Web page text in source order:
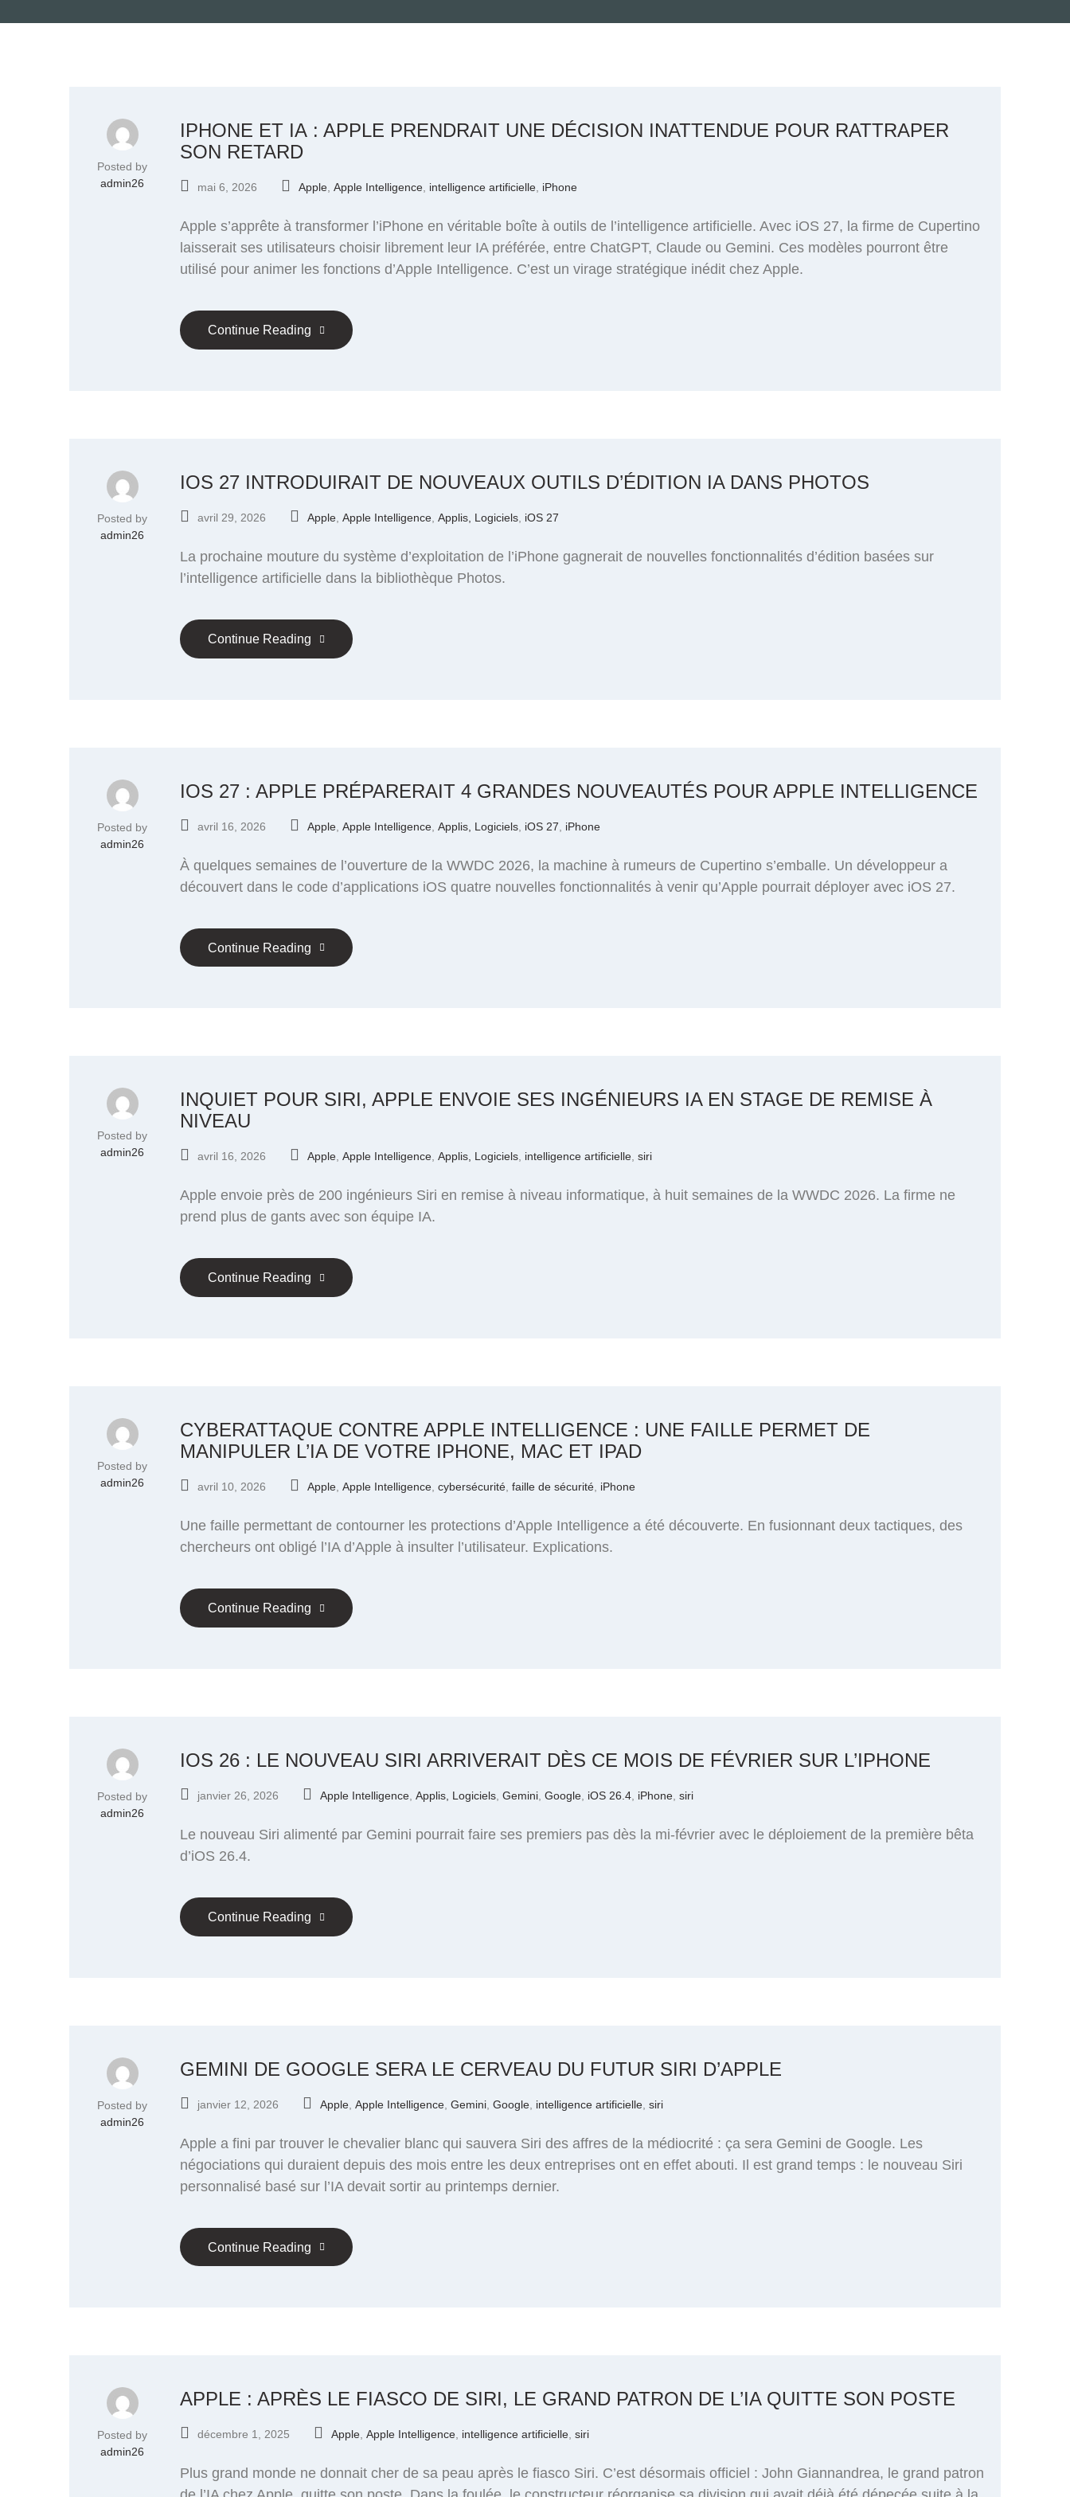
Posted by
admin26
IPHONE ET IA : APPLE PRENDRAIT UNE DÉCISION INATTENDUE POUR RATTRAPER
SON RETARD
mai 6, 2026 Apple Apple Intelligence intelligence artificielle iPhone
Apple s’apprête à transformer l’iPhone en véritable boîte à outils de l’intelligence artificielle. Avec iOS 27, la firme de Cupertino
laisserait ses utilisateurs choisir librement leur IA préférée, entre ChatGPT, Claude ou Gemini. Ces modèles pourront être
utilisé pour animer les fonctions d’Apple Intelligence. C’est un virage stratégique inédit chez Apple.
Continue Reading
Posted by
admin26
IOS 27 INTRODUIRAIT DE NOUVEAUX OUTILS D’ÉDITION IA DANS PHOTOS
avril 29, 2026 Apple Apple Intelligence Applis, Logiciels iOS 27
La prochaine mouture du système d’exploitation de l’iPhone gagnerait de nouvelles fonctionnalités d’édition basées sur
l’intelligence artificielle dans la bibliothèque Photos.
Continue Reading
Posted by
admin26
IOS 27 : APPLE PRÉPARERAIT 4 GRANDES NOUVEAUTÉS POUR APPLE INTELLIGENCE
avril 16, 2026 Apple Apple Intelligence Applis, Logiciels iOS 27 iPhone
À quelques semaines de l’ouverture de la WWDC 2026, la machine à rumeurs de Cupertino s’emballe. Un développeur a
découvert dans le code d’applications iOS quatre nouvelles fonctionnalités à venir qu’Apple pourrait déployer avec iOS 27.
Continue Reading
Posted by
admin26
INQUIET POUR SIRI, APPLE ENVOIE SES INGÉNIEURS IA EN STAGE DE REMISE À
NIVEAU
avril 16, 2026 Apple, Apple Intelligence, Applis, Logiciels, intelligence artificielle, siri
Apple envoie près de 200 ingénieurs Siri en remise à niveau informatique, à huit semaines de la WWDC 2026. La firme ne
prend plus de gants avec son équipe IA.
Continue Reading
Posted by
admin26
CYBERATTAQUE CONTRE APPLE INTELLIGENCE : UNE FAILLE PERMET DE
MANIPULER L’IA DE VOTRE IPHONE, MAC ET IPAD
avril 10, 2026 Apple Apple Intelligence cybersécurité faille de sécurité iPhone
Une faille permettant de contourner les protections d’Apple Intelligence a été découverte. En fusionnant deux tactiques, des
chercheurs ont obligé l’IA d’Apple à insulter l’utilisateur. Explications.
Continue Reading
Posted by
admin26
IOS 26 : LE NOUVEAU SIRI ARRIVERAIT DÈS CE MOIS DE FÉVRIER SUR L’IPHONE
janvier 26, 2026 Apple Intelligence Applis, Logiciels Gemini Google iOS 26.4 iPhone siri
Le nouveau Siri alimenté par Gemini pourrait faire ses premiers pas dès la mi-février avec le déploiement de la première bêta
d’iOS 26.4.
Continue Reading
Posted by
admin26
GEMINI DE GOOGLE SERA LE CERVEAU DU FUTUR SIRI D’APPLE
janvier 12, 2026 Apple Apple Intelligence Gemini Google intelligence artificielle siri
Apple a fini par trouver le chevalier blanc qui sauvera Siri des affres de la médiocrité : ça sera Gemini de Google. Les
négociations qui duraient depuis des mois entre les deux entreprises ont en effet abouti. Il est grand temps : le nouveau Siri
personnalisé basé sur l’IA devait sortir au printemps dernier.
Continue Reading
Posted by
admin26
APPLE : APRÈS LE FIASCO DE SIRI, LE GRAND PATRON DE L’IA QUITTE SON POSTE
décembre 1, 2025 Apple, Apple Intelligence, intelligence artificielle, siri
Plus grand monde ne donnait cher de sa peau après le fiasco Siri. C’est désormais officiel : John Giannandrea, le grand patron